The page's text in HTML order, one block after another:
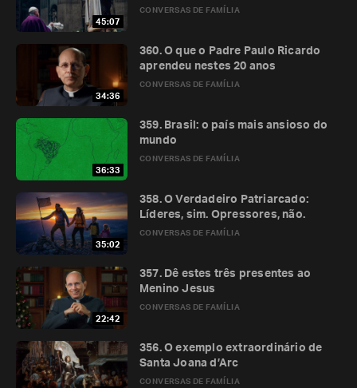
45:07
CONVERSAS DE FAMÍLIA
34:36
CONVERSAS DE FAMÍLIA
360. O que o Padre Paulo Ricardo
aprendeu nestes 20 anos
36:33
CONVERSAS DE FAMÍLIA
359. Brasil: o país mais ansioso do
mundo
35:02
CONVERSAS DE FAMÍLIA
358. O Verdadeiro Patriarcado:
Líderes, sim. Opressores, não.
22:42
CONVERSAS DE FAMÍLIA
357. Dê estes três presentes ao
Menino Jesus
CONVERSAS DE FAMÍLIA
356. O exemplo extraordinário de
Santa Joana d’Arc